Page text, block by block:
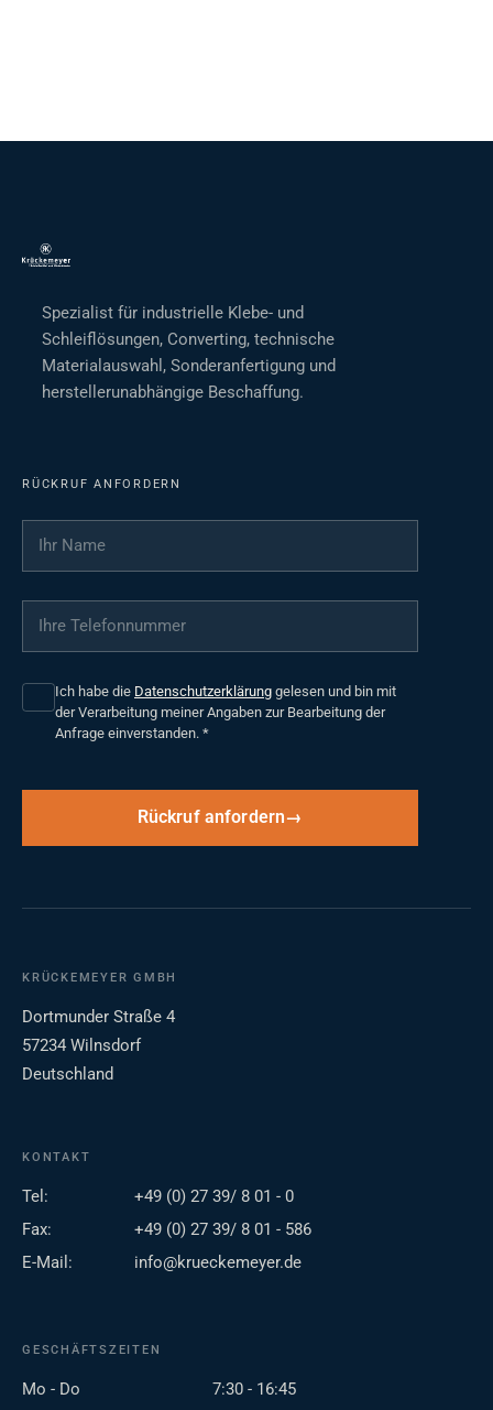
Spezialist für industrielle Klebe- und
Schleiflösungen, Converting, technische
Materialauswahl, Sonderanfertigung und
herstellerunabhängige Beschaffung.
RÜCKRUF ANFORDERN
Ihr Name
Ihre Telefonnummer
Ich habe die Datenschutzerklärung gelesen und bin mit
der Verarbeitung meiner Angaben zur Bearbeitung der
Anfrage einverstanden. *
Rückruf anfordern
KRÜCKEMEYER GMBH
Dortmunder Straße 4
57234 Wilnsdorf
Deutschland
KONTAKT
Tel:
+49 (0) 27 39/ 8 01 - 0
Fax:
+49 (0) 27 39/ 8 01 - 586
E-Mail:
info@krueckemeyer.de
GESCHÄFTSZEITEN
Mo - Do
7:30 - 16:45